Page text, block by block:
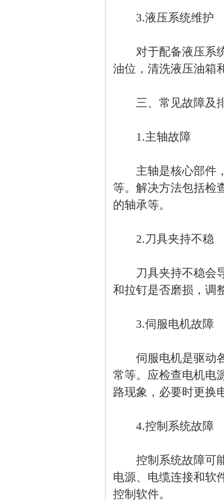
3.液压系统维护
对于配备液压系统
油位，清洗液压油箱
三、常见故障及
1.主轴故障
主轴是核心部件，
等。解决方法包括检
的轴承等。
2.刀具夹持不稳
刀具夹持不稳会导
和拉钉是否磨损，调
3.伺服电机故障
伺服电机是驱动各
常等。应检查电机电
路现象，必要时更换
4.控制系统故障
控制系统故障可能
电源、电缆连接和软
控制软件。